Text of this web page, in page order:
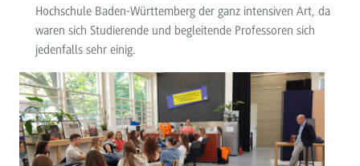
Hochschule Baden-Württemberg der ganz intensiven Art, da
waren sich Studierende und begleitende Professoren sich
jedenfalls sehr einig.